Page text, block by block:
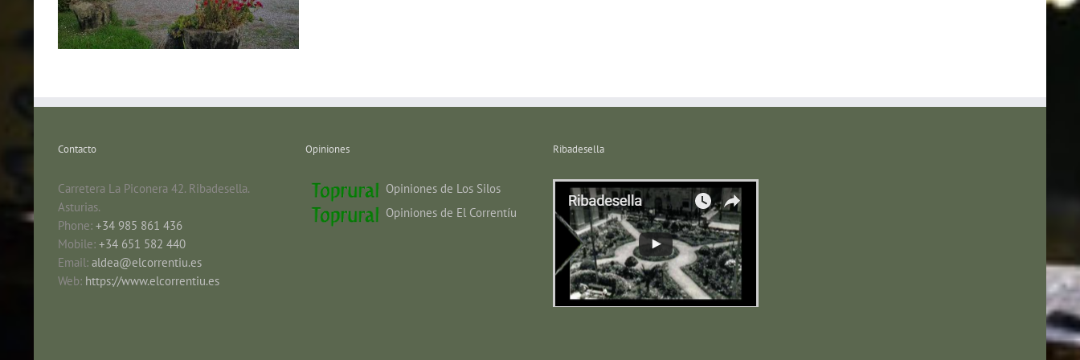
Contacto
Carretera La Piconera 42. Ribadesella.
Asturias.
Phone: +34 985 861 436
Mobile: +34 651 582 440
Email: aldea@elcorrentiu.es
Web: https://www.elcorrentiu.es
Opiniones
Opiniones de Los Silos
Opiniones de El Correntíu
Ribadesella